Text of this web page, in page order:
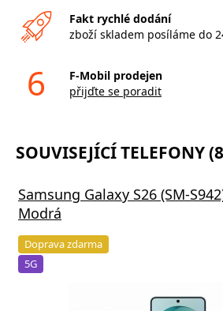
Fakt rychlé dodání
zboží skladem posíláme do
6
F-Mobil prodejen
přijďte se poradit
SOUVISEJÍCÍ TELEFONY
Samsung Galaxy S26 (SM-
Modrá
Doprava zdarma
5G